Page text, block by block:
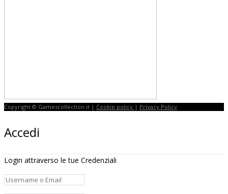
Copyright © Gamescollection.it | Cookie policy | Privacy Policy
Accedi
Login attraverso le tue Credenziali